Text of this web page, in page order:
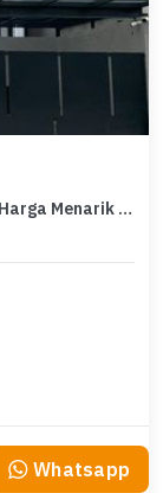
Rumah Area Luxury Setra Duta, Bandung - Harga Menarik 6,5 Miliar
Whatsapp